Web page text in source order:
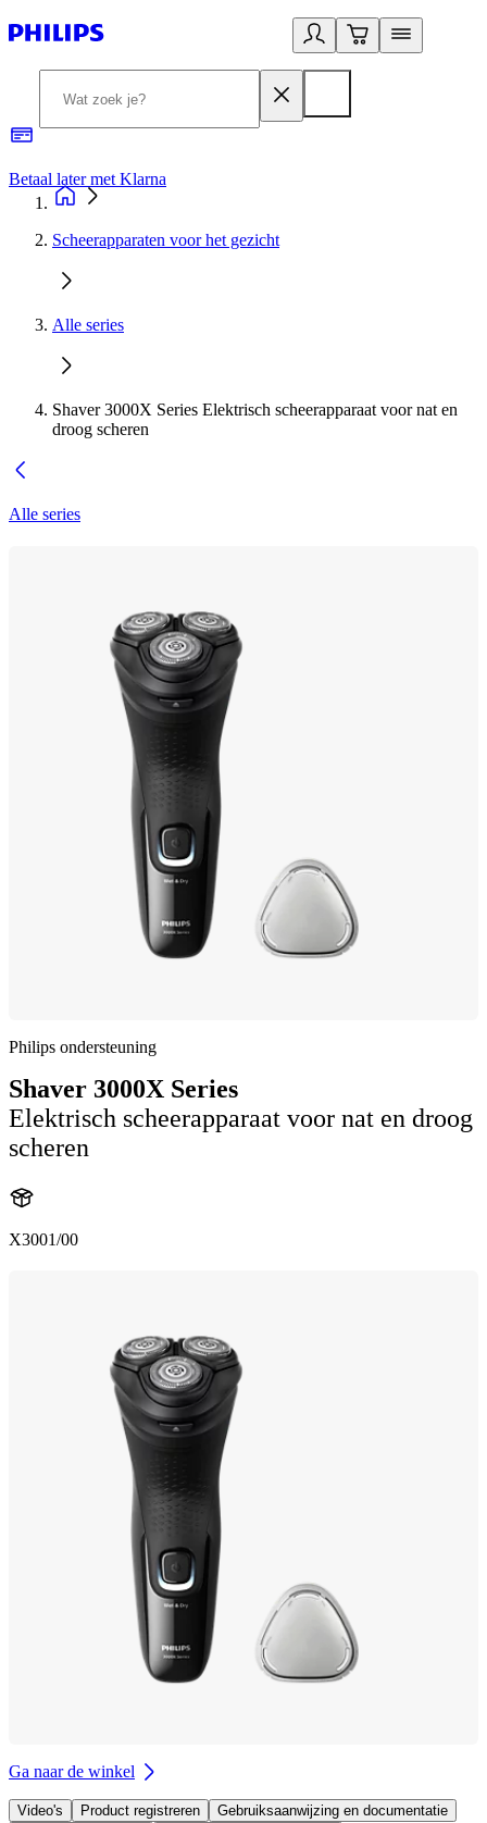
Betaal later met Klarna
Scheerapparaten voor het gezicht
Alle series
Shaver 3000X Series Elektrisch scheerapparaat voor nat en
droog scheren
Alle series
Philips ondersteuning
Shaver 3000X Series
Elektrisch scheerapparaat voor nat en droog
scheren
X3001/00
Ga naar de winkel
Video's Product registreren
Gebruiksaanwijzing en documentatie